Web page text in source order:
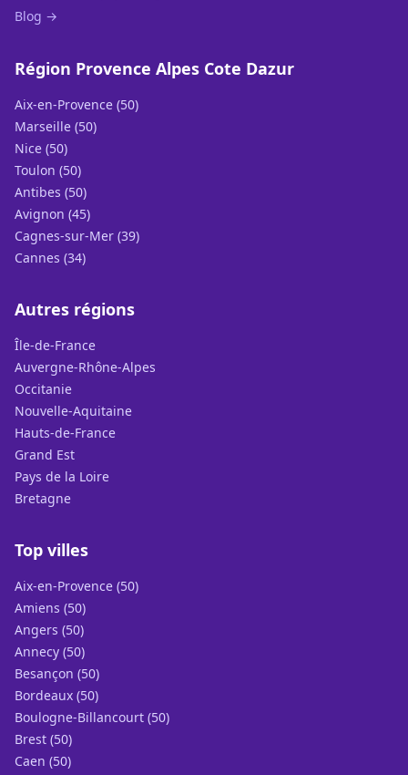
Blog →
Région Provence Alpes Cote Dazur
Aix-en-Provence (50)
Marseille (50)
Nice (50)
Toulon (50)
Antibes (50)
Avignon (45)
Cagnes-sur-Mer (39)
Cannes (34)
Autres régions
Île-de-France
Auvergne-Rhône-Alpes
Occitanie
Nouvelle-Aquitaine
Hauts-de-France
Grand Est
Pays de la Loire
Bretagne
Top villes
Aix-en-Provence (50)
Amiens (50)
Angers (50)
Annecy (50)
Besançon (50)
Bordeaux (50)
Boulogne-Billancourt (50)
Brest (50)
Caen (50)